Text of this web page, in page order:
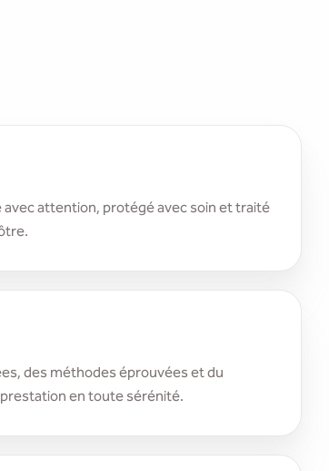
avec attention, protégé avec soin et traité
des méthodes éprouvées et du
en toute sérénité.